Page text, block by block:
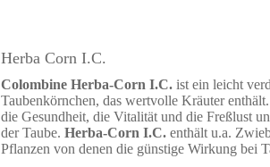
Herba Corn I.C.
Colombine Herba-Corn I.C. ist ein leicht
Taubenkörnchen, das wertvolle Kräuter
die Gesundheit, die Vitalität und die Freßlust
der Taube. Herba-Corn I.C. enthält u.a.
Pflanzen von denen die günstige Wirkung bei